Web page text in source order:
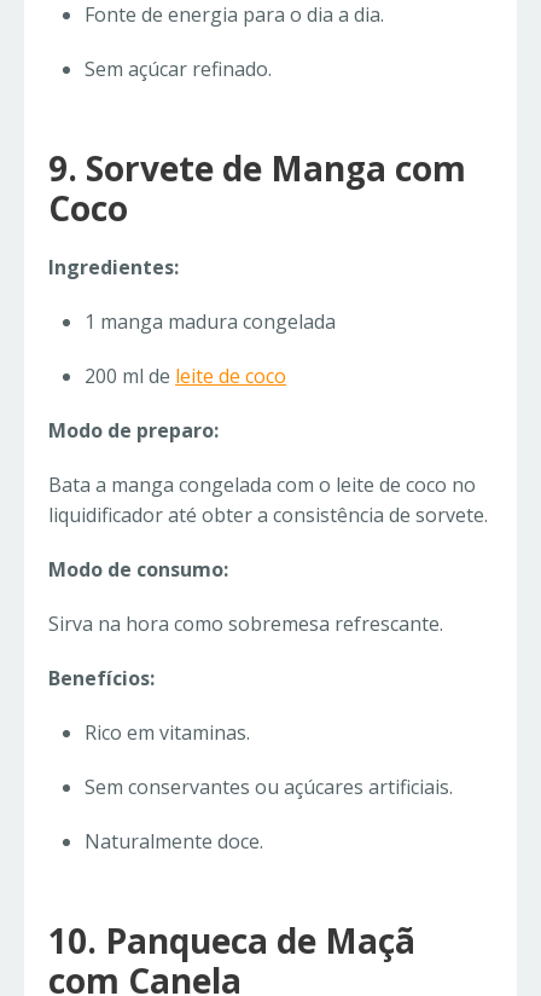
Fonte de energia para o dia a dia.
Sem açúcar refinado.
9. Sorvete de Manga com
Coco
Ingredientes:
1 manga madura congelada
200 ml de leite de coco
Modo de preparo:
Bata a manga congelada com o leite de coco no
liquidificador até obter a consistência de sorvete.
Modo de consumo:
Sirva na hora como sobremesa refrescante.
Benefícios:
Rico em vitaminas.
Sem conservantes ou açúcares artificiais.
Naturalmente doce.
10. Panqueca de Maçã
com Canela